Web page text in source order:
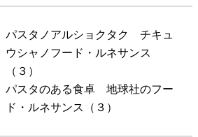
パスタノアルショクタク チキュ
ウシャノフード・ルネサンス
（３）
パスタのある食卓 地球社のフー
ド・ルネサンス（３）